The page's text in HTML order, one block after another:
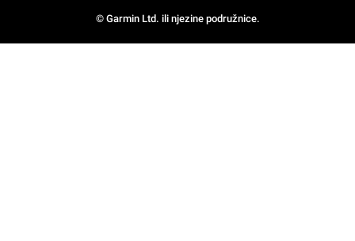
© Garmin Ltd. ili njezine podružnice.